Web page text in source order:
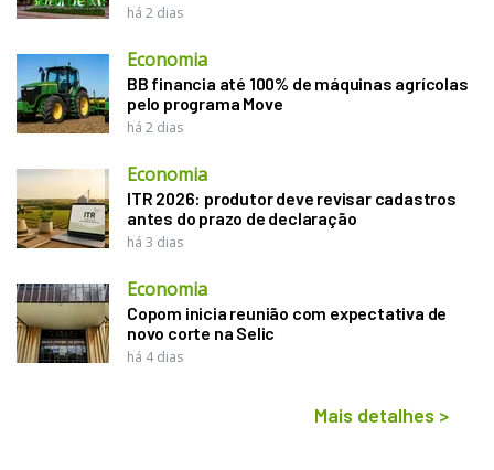
há 2 dias
Economia
BB financia até 100% de máquinas agrícolas
pelo programa Move
há 2 dias
Economia
ITR 2026: produtor deve revisar cadastros
antes do prazo de declaração
há 3 dias
Economia
Copom inicia reunião com expectativa de
novo corte na Selic
há 4 dias
Mais detalhes >